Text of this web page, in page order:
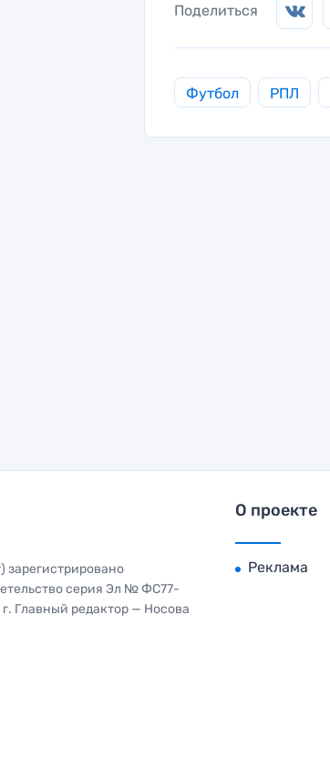
Поделиться
Футбол РПЛ
зарегистрировано
серия Эл № ФС77-
Главный редактор — Носова
О проекте
Реклама